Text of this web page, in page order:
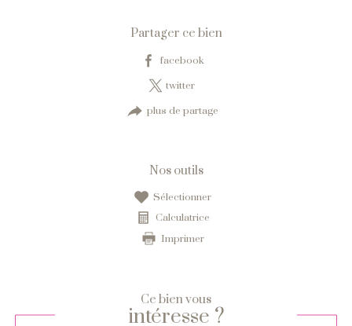
Partager ce bien
facebook
twitter
plus de partage
Nos outils
sélectionner
calculatrice
imprimer
Ce bien vous
intéresse ?